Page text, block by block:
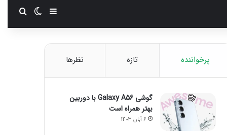
سایدبارتغییر
پرخواننده تازه نظرها
گوشی Galaxy A56 با دوربین
بهتر همراه است
6 آبان 1403